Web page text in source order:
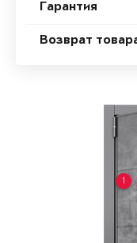
Гарантия
Возврат
1